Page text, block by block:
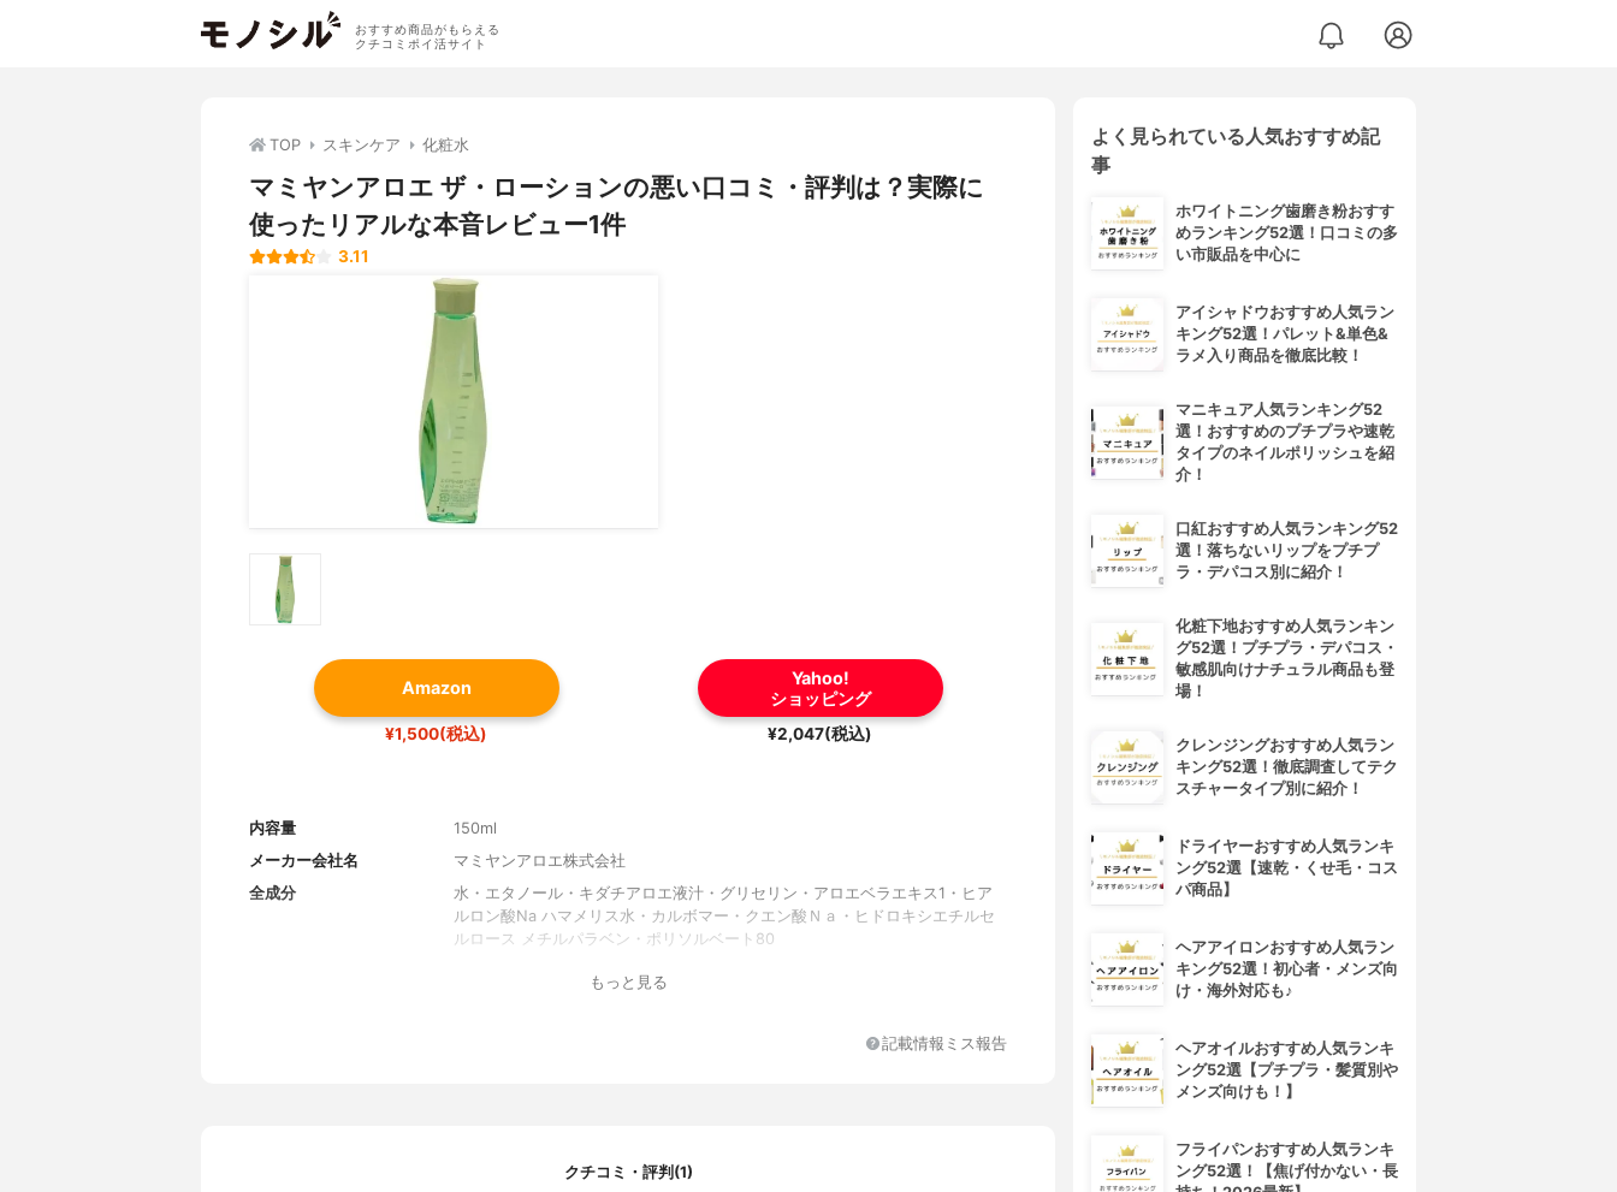
おすすめ商品がもらえる
クチコミポイ活サイト
TOP スキンケア 化粧水
マミヤンアロエ ザ・ローションの悪い口コミ・評判は？実際に
使ったリアルな本音レビュー1件
3.11
Amazon
¥1,500(税込)
Yahoo!
ショッピング
¥2,047(税込)
内容量
150ml
メーカー会社名
マミヤンアロエ株式会社
全成分
水・エタノール・キダチアロエ液汁・グリセリン・アロエベラエキス1・ヒア
ルロン酸Na ハマメリス水・カルボマー・クエン酸Ｎａ・ヒドロキシエチルセ
ルロース メチルパラベン・ポリソルベート80
もっと見る
記載情報ミス報告
クチコミ・評判(1)
よく見られている人気おすすめ記
事
ホワイトニング歯磨き粉おすす
めランキング52選！口コミの多
い市販品を中心に
アイシャドウおすすめ人気ラン
キング52選！パレット&単色&
ラメ入り商品を徹底比較！
マニキュア人気ランキング52
選！おすすめのプチプラや速乾
タイプのネイルポリッシュを紹
介！
口紅おすすめ人気ランキング52
選！落ちないリップをプチプ
ラ・デパコス別に紹介！
化粧下地おすすめ人気ランキン
グ52選！プチプラ・デパコス・
敏感肌向けナチュラル商品も登
場！
クレンジングおすすめ人気ラン
キング52選！徹底調査してテク
スチャータイプ別に紹介！
ドライヤーおすすめ人気ランキ
ング52選【速乾・くせ毛・コス
パ商品】
ヘアアイロンおすすめ人気ラン
キング52選！初心者・メンズ向
け・海外対応も♪
ヘアオイルおすすめ人気ランキ
ング52選【プチプラ・髪質別や
メンズ向けも！】
フライパンおすすめ人気ランキ
ング52選！【焦げ付かない・長